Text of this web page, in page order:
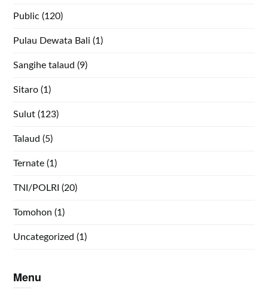
Public (120)
Pulau Dewata Bali (1)
Sangihe talaud (9)
Sitaro (1)
Sulut (123)
Talaud (5)
Ternate (1)
TNI/POLRI (20)
Tomohon (1)
Uncategorized (1)
Menu